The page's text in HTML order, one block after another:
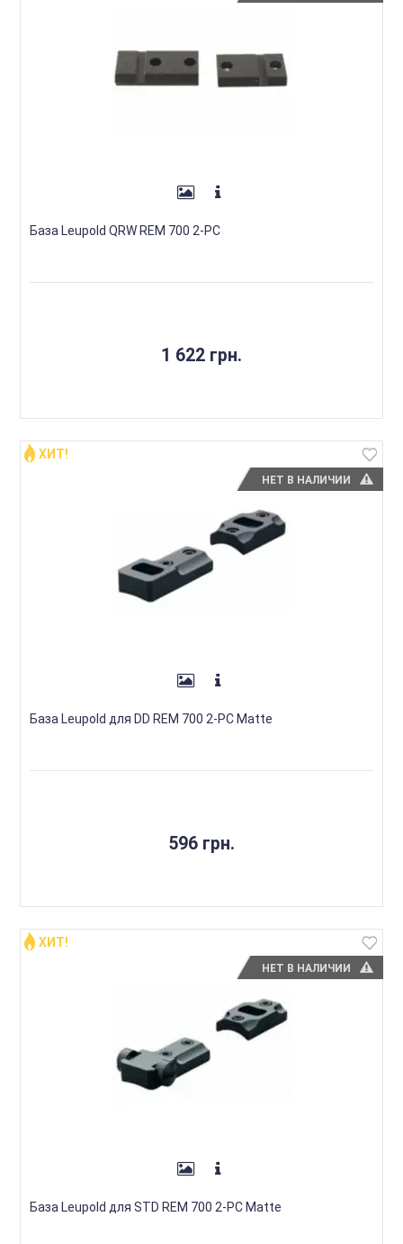
База Leupold QRW REM 700 2-PC
1 622 грн.
НЕТ В НАЛИЧИИ
ХИТ!
База Leupold для DD REM 700 2-PC Matte
596 грн.
НЕТ В НАЛИЧИИ
ХИТ!
База Leupold для STD REM 700 2-PC Matte